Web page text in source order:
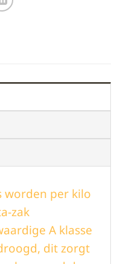
worden per kilo
zak
A klasse
dit zorgt